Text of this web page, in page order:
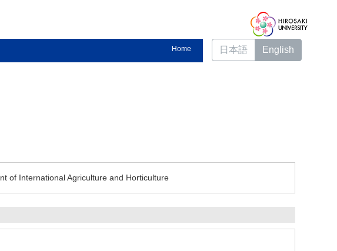
Home 日本語 English
of International Agriculture and Horticulture